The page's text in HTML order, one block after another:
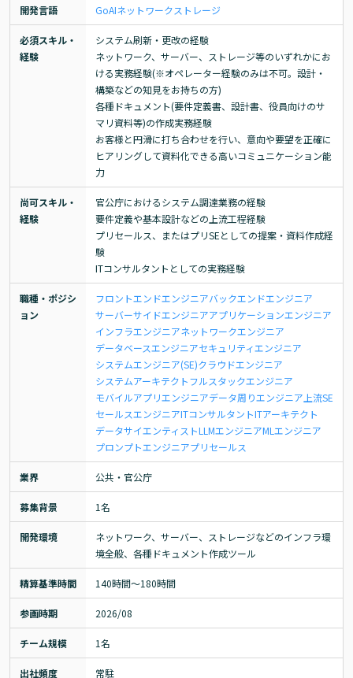
開発言語 GoAIネットワークストレージ
必須スキル・
経験
システム刷新・更改の経験
ネットワーク、サーバー、ストレージ等のいずれかにお
ける実務経験(※オペレーター経験のみは不可。設計・
構築などの知見をお持ちの方)
各種ドキュメント(要件定義書、設計書、役員向けのサ
マリ資料等)の作成実務経験
お客様と円滑に打ち合わせを行い、意向や要望を正確に
ヒアリングして資料化できる高いコミュニケーション能
力
尚可スキル・
経験
官公庁におけるシステム調達業務の経験
要件定義や基本設計などの上流工程経験
プリセールス、またはプリSEとしての提案・資料作成経
験
ITコンサルタントとしての実務経験
職種・ポジシ
ョン
フロントエンドエンジニアバックエンドエンジニア
サーバーサイドエンジニアアプリケーションエンジニア
インフラエンジニアネットワークエンジニア
データベースエンジニアセキュリティエンジニア
システムエンジニア(SE)クラウドエンジニア
システムアーキテクトフルスタックエンジニア
モバイルアプリエンジニアデータ周りエンジニア 上流SE
セールスエンジニアITコンサルタントITアーキテクト
データサイエンティストLLMエンジニアMLエンジニア
プロンプトエンジニアプリセールス
業界 公共・官公庁
募集背景 1名
開発環境
ネットワーク、サーバー、ストレージなどのインフラ環
境全般、各種ドキュメント作成ツール
精算基準時間 140時間〜180時間
参画時期 2026/08
チーム規模 1名
出社頻度 常駐